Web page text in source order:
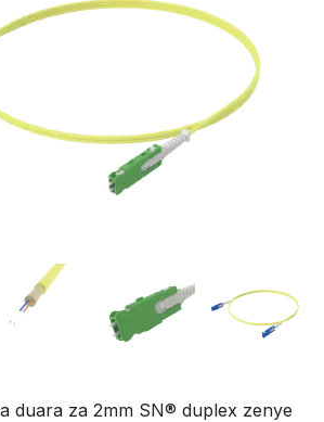
duara za 2mm SN® duplex zenye